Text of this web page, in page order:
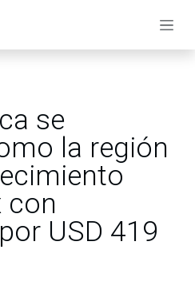
se
la región
con
USD 419